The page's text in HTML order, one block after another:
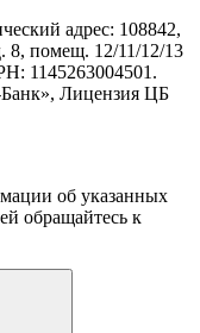
адрес: 108842,
8, помещ. 12/11/12/13
1145263004501.
Лицензия ЦБ
об указанных
обращайтесь к